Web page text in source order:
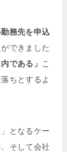
勤務先を申込
できました
である」
こ
ちとするよ
となるケー
そして会社